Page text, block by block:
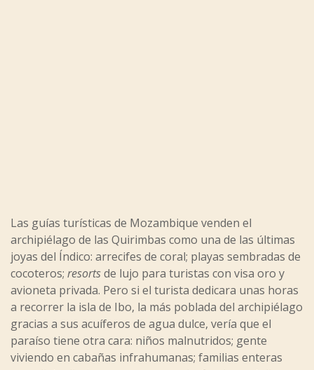
Las guías turísticas de Mozambique venden el
archipiélago de las Quirimbas como una de las últimas
joyas del Índico: arrecifes de coral; playas sembradas de
cocoteros; resortsde lujo para turistas con visa oro y
avioneta privada. Pero si el turista dedicara unas horas
a recorrer la isla de Ibo, la más poblada del archipiélago
gracias a sus acuíferos de agua dulce, vería que el
paraíso tiene otra cara: niños malnutridos; gente
viviendo en cabañas infrahumanas; familias enteras